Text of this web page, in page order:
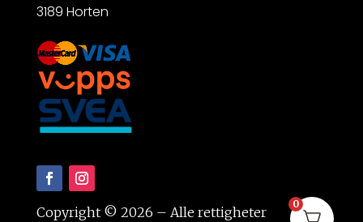
3189 Horten
Copyright © 2026 – Alle rettigheter
0